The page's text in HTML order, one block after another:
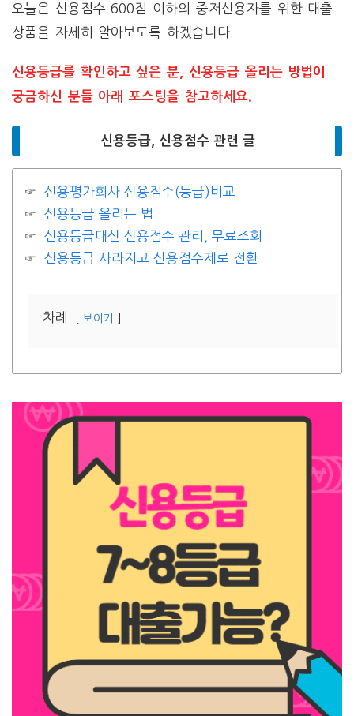
오늘은 신용점수 600점 이하의 중저신용자를 위한 대출
상품을 자세히 알아보도록 하겠습니다.
신용등급를 확인하고 싶은 분, 신용등급 올리는 방법이
궁금하신 분들 아래 포스팅을 참고하세요.
신용등급, 신용점수 관련 글
신용평가회사 신용점수(등급)비교
신용등급 올리는 법
신용등급대신 신용점수 관리, 무료조회
신용등급 사라지고 신용점수제로 전환
차례 보이기